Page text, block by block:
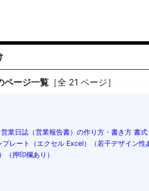
ページ一覧 ［全 21 ページ］
業日誌（営業報告書）の作り方・書き方 書
プレート（エクセル Excel）（若干デザイン
（押印欄あり）